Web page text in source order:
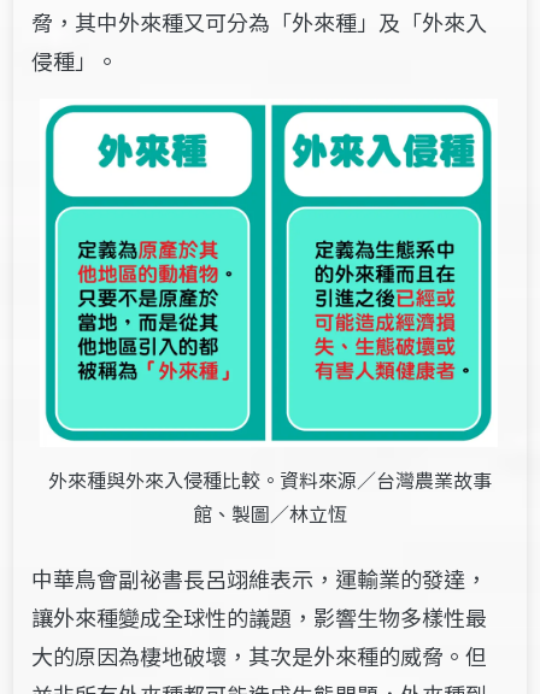
脅，其中外來種又可分為「外來種」及「外來入
侵種」。
外來種與外來入侵種比較。 資料來源／台灣農業故事
館、 製圖／林立恆
中華鳥會副祕書長呂翊維表示，運輸業的發達，
讓外來種變成全球性的議題，影響生物多樣性最
大的原因為棲地破壞，其次是外來種的威脅。但